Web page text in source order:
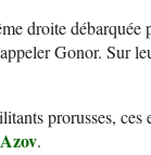
droite débarquée
Gonor. Sur
prorusses,
.